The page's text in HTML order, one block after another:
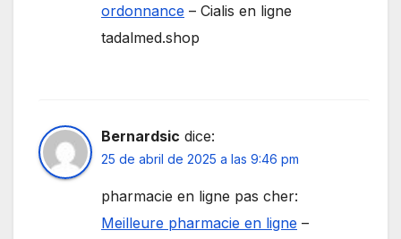
ordonnance – Cialis en ligne
tadalmed.shop
Bernardsic dice:
25 de abril de 2025 a las 9:46 pm
pharmacie en ligne pas cher:
Meilleure pharmacie en ligne –